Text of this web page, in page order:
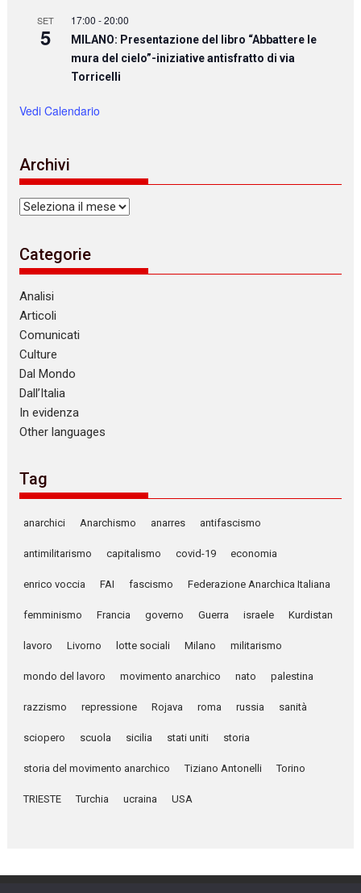
SET
5
17:00 -20:00
MILANO: Presentazione del libro “Abbattere le
mura del cielo”-iniziative antisfratto di via
Torricelli
Vedi Calendario
Archivi
Archivi
Categorie
Analisi
Articoli
Comunicati
Culture
Dal Mondo
Dall’Italia
In evidenza
Other languages
Tag
anarchici Anarchismo anarres antifascismo
antimilitarismo capitalismo covid-19 economia
enrico voccia FAI fascismo Federazione Anarchica Italiana
femminismo Francia governo Guerra israele Kurdistan
lavoro Livorno lotte sociali Milano militarismo
mondo del lavoro movimento anarchico nato palestina
razzismo repressione Rojava roma russia sanità
sciopero scuola sicilia stati uniti storia
storia del movimento anarchico Tiziano Antonelli Torino
TRIESTE Turchia ucraina USA